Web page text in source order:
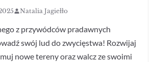
Natalia Jagiełło
z przywódców pradawnych
swój lud do zwycięstwa! Rozwijaj
nowe tereny oraz walcz ze swoimi